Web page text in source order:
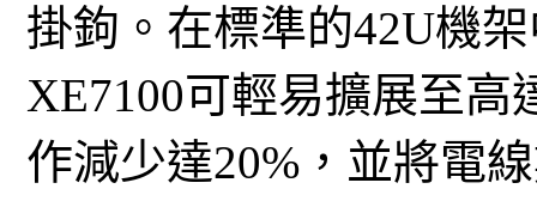
掛鉤。在標準的42U機
XE7100可輕易擴展至高
作減少達20%，並將電